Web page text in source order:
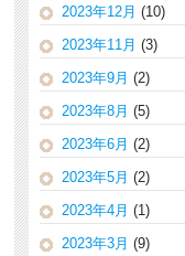
2023年12月 (10)
2023年11月 (3)
2023年9月 (2)
2023年8月 (5)
2023年6月 (2)
2023年5月 (2)
2023年4月 (1)
2023年3月 (9)